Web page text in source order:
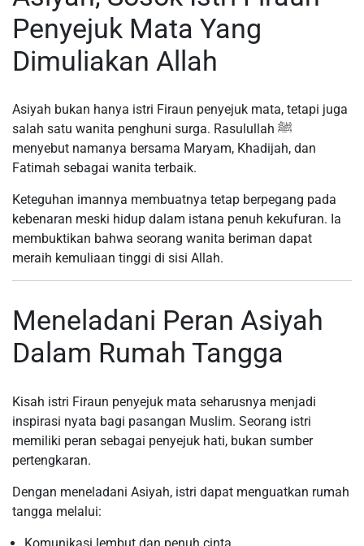
Penyejuk Mata Yang
Dimuliakan Allah
Asiyah bukan hanya istri Firaun penyejuk mata, tetapi juga
salah satu wanita penghuni surga. Rasulullah ﷺ
menyebut namanya bersama Maryam, Khadijah, dan
Fatimah sebagai wanita terbaik.
Keteguhan imannya membuatnya tetap berpegang pada
kebenaran meski hidup dalam istana penuh kekufuran. Ia
membuktikan bahwa seorang wanita beriman dapat
meraih kemuliaan tinggi di sisi Allah.
Meneladani Peran Asiyah
Dalam Rumah Tangga
Kisah istri Firaun penyejuk mata seharusnya menjadi
inspirasi nyata bagi pasangan Muslim. Seorang istri
memiliki peran sebagai penyejuk hati, bukan sumber
pertengkaran.
Dengan meneladani Asiyah, istri dapat menguatkan rumah
tangga melalui:
Komunikasi lembut dan penuh cinta.